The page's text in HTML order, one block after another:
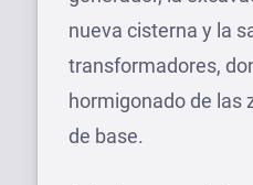
nueva cisterna y la
transformadores,
hormigonado de las
de base.